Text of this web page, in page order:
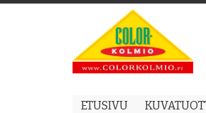
Content
ETUSIVU